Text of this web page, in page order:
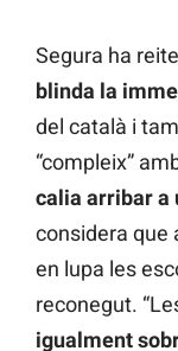
Segura ha
blinda la
del català i
“compleix”
calia arribar a
considera que
en lupa les
reconegut.
igualment